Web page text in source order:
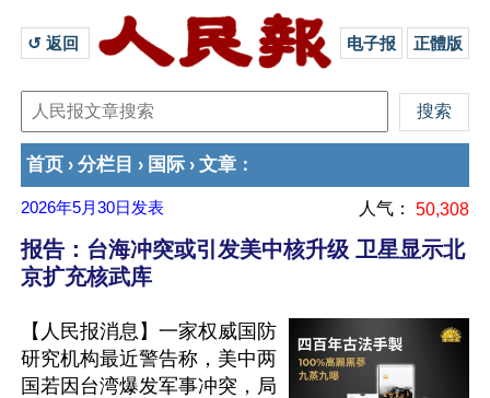
↺ 返回 电子报 正體版
首页 › 分栏目 › 国际 › 文章 ：
2026年5月30日 发表 人气： 50,308
报告：台海冲突或引发美中核升级 卫星显示北
京扩充核武库
【人民报消息】一家权威国防
研究机构最近警告称，美中两
国若因台湾爆发军事冲突，局